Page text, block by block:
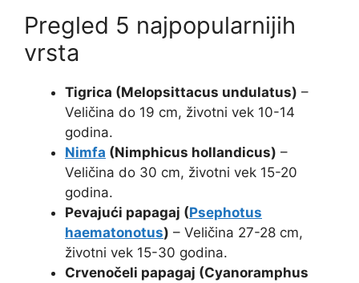
Pregled 5 najpopularnijih
vrsta
Tigrica (Melopsittacus undulatus) –
Veličina do 19 cm, životni vek 10-14
godina.
Nimfa (Nimphicus hollandicus) –
Veličina do 30 cm, životni vek 15-20
godina.
Pevajući papagaj (Psephotus
haematonotus) – Veličina 27-28 cm,
životni vek 15-30 godina.
Crvenočeli papagaj (Cyanoramphus